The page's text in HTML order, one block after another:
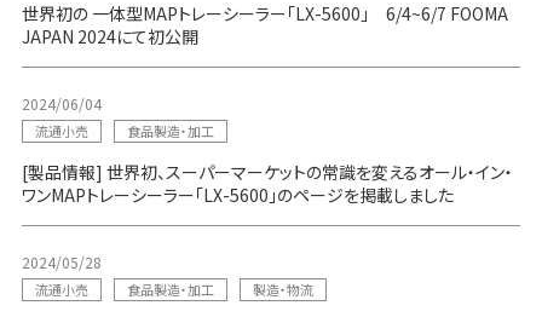
世界初の 一体型MAPトレーシーラー「LX-5600」 6/4~6/7 FOOMA
JAPAN 2024にて初公開
2024/06/04
流通小売 食品製造・加工
[製品情報] 世界初、スーパーマーケットの常識を変えるオール・イン・
ワンMAPトレーシーラー「LX-5600」のページを掲載しました
2024/05/28
流通小売 食品製造・加工 製造・物流